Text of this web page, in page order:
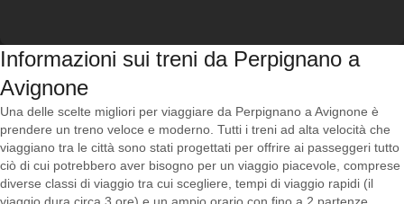
Informazioni sui treni da Perpignano a
Avignone
Una delle scelte migliori per viaggiare da Perpignano a Avignone è
prendere un treno veloce e moderno. Tutti i treni ad alta velocità che
viaggiano tra le città sono stati progettati per offrire ai passeggeri tutto
ciò di cui potrebbero aver bisogno per un viaggio piacevole, comprese
diverse classi di viaggio tra cui scegliere, tempi di viaggio rapidi (il